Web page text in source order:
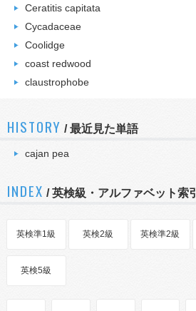
Ceratitis capitata
Cycadaceae
Coolidge
coast redwood
claustrophobe
HISTORY /最近見た単語
cajan pea
INDEX / 英検級・アルファベット索引
英検準1級 英検2級 英検準2級
英検5級